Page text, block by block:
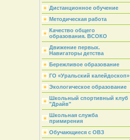
Дистанционное обучение
Методическая работа
Качество общего
образования. ВСОКО
Движение первых.
Навигаторы детства
Бережливое образование
ГО «Уральский калейдоскоп»
Экологическое образование
Школьный спортивный клуб
"Драйв"
Школьная служба
примирения
Обучающиеся с ОВЗ